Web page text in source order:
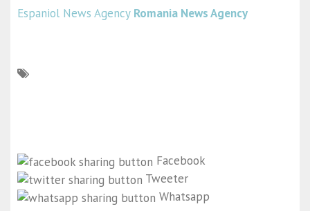
Espaniol News Agency Romania News Agency
Facebook
Tweeter
Whatsapp